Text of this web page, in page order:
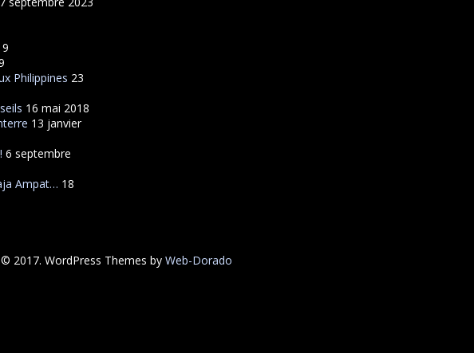
Philippines 23
16 mai 2018
13 janvier
6 septembre
Ampat… 18
2017. WordPress Themes byWeb-Dorado